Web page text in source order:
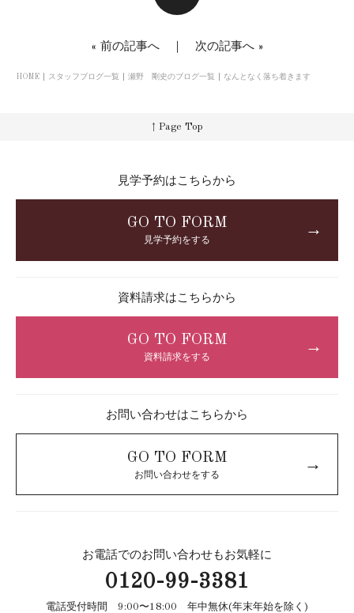
« 前の記事へ｜ 次の記事へ»
HOME スタッフブログ一覧 瀬野 剛史のブログ一覧 なんとなく落ち着きます
↑ Page Top
見学予約はこちらから
GO TO FORM
見学予約をする
→
資料請求はこちらから
GO TO FORM
資料請求をする
→
お問い合わせはこちらから
GO TO FORM
お問い合わせをする
→
お電話でのお問い合わせもお気軽に
0120-99-3381
電話受付時間 9:00〜18:00 年中無休(年末年始を除く)